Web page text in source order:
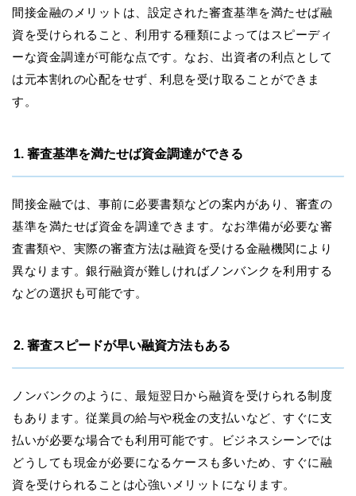
間接金融のメリットは、設定された審査基準を満たせば融
資を受けられること、利用する種類によってはスピーディ
ーな資金調達が可能な点です。なお、出資者の利点として
は元本割れの心配をせず、利息を受け取ることができま
す。
1. 審査基準を満たせば資金調達ができる
間接金融では、事前に必要書類などの案内があり、審査の
基準を満たせば資金を調達できます。なお準備が必要な審
査書類や、実際の審査方法は融資を受ける金融機関により
異なります。銀行融資が難しければノンバンクを利用する
などの選択も可能です。
2. 審査スピードが早い融資方法もある
ノンバンクのように、最短翌日から融資を受けられる制度
もあります。従業員の給与や税金の支払いなど、すぐに支
払いが必要な場合でも利用可能です。ビジネスシーンでは
どうしても現金が必要になるケースも多いため、すぐに融
資を受けられることは心強いメリットになります。